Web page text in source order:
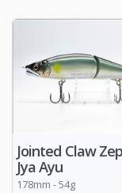
Jointed Claw
Jya Ayu
178mm - 54g